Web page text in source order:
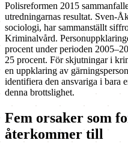
Polisreformen 2015
utredningarnas resultat. Sven-
sociologi, har sammanställt
Kriminalvård.
procent under perioden
25 procent. För skjutningar i
en uppklaring av
identifiera den ansvariga i bara
denna brottslighet.
Fem orsaker som
återkommer till